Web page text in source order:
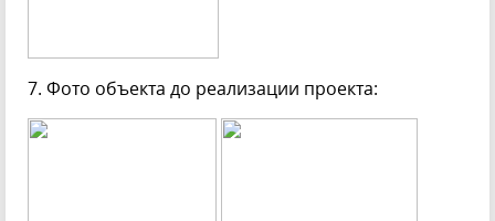
7. Фото объекта до реализации проекта: